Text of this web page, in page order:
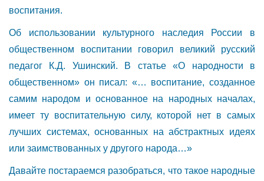
воспитания.
Об использовании культурного наследия России в
общественном воспитании говорил великий русский
педагог К.Д. Ушинский. В статье «О народности в
общественном» он писал: «… воспитание, созданное
самим народом и основанное на народных началах,
имеет ту воспитательную силу, которой нет в самых
лучших системах, основанных на абстрактных идеях
или заимствованных у другого народа…»
Давайте постараемся разобраться, что такое народные